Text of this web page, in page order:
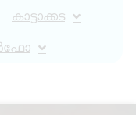
കാട്ടാക്കട